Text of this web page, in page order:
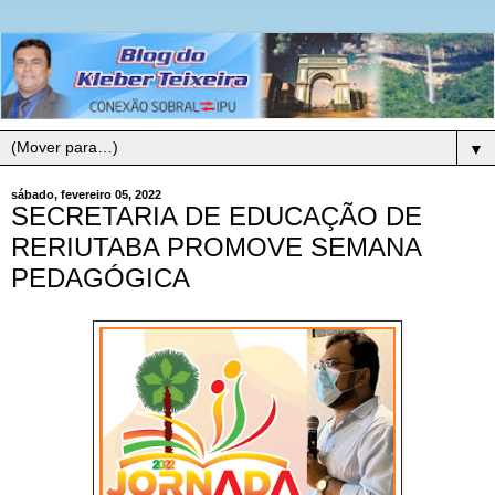
▼
sábado, fevereiro 05, 2022
SECRETARIA DE EDUCAÇÃO DE
RERIUTABA PROMOVE SEMANA
PEDAGÓGICA